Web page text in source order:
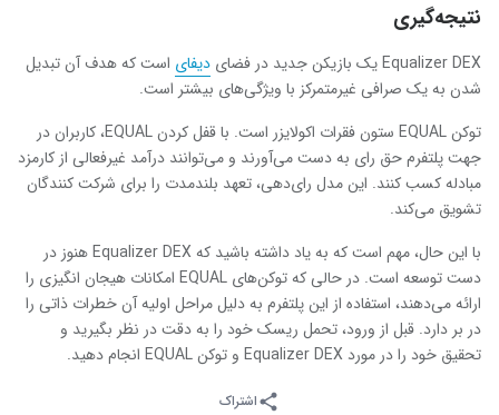
نتیجه‌گیری
Equalizer DEX یک بازیکن جدید در فضای دیفای است که هدف آن تبدیل
شدن به یک صرافی غیرمتمرکز با ویژگی‌های بیشتر است.
توکن EQUAL ستون فقرات اکولایزر است. با قفل کردن EQUAL، کاربران در
جهت پلتفرم حق رای به دست می‌آورند و می‌توانند درآمد غیرفعالی از کارمزد
مبادله کسب کنند. این مدل رای‌دهی، تعهد بلندمدت را برای شرکت کنندگان
تشویق می‌کند.
با این حال، مهم است که به یاد داشته باشید که Equalizer DEX هنوز در
دست توسعه است. در حالی که توکن‌های EQUAL امکانات هیجان انگیزی را
ارائه می‌دهند، استفاده از این پلتفرم به دلیل مراحل اولیه آن خطرات ذاتی را
در بر دارد. قبل از ورود، تحمل ریسک خود را به دقت در نظر بگیرید و
تحقیق خود را در مورد Equalizer DEX و توکن EQUAL انجام دهید.
اشتراک